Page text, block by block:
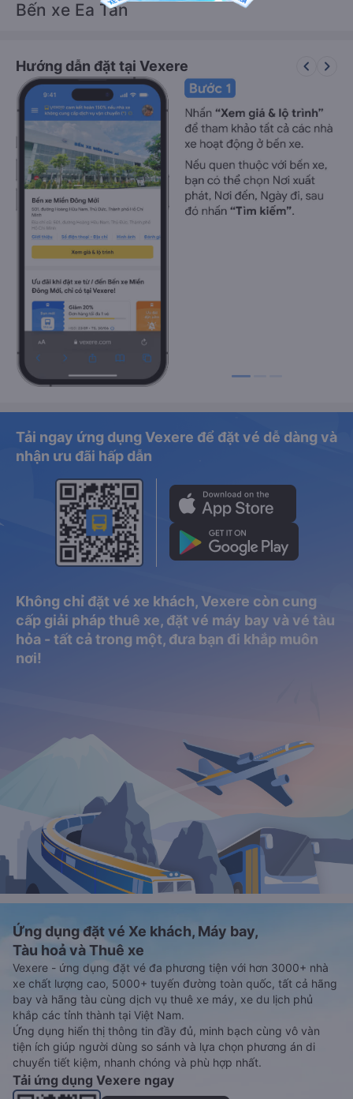
Bến xe Ea Tân
Hướng dẫn đặt tại Vexere keyboard_arrow_left keyboard_arrow_right
Tải ngay ứng dụng Vexere để đặt vé dễ dàng và
nhận ưu đãi hấp dẫn
Không chỉ đặt vé xe khách, Vexere còn cung
cấp giải pháp thuê xe, đặt vé máy bay và vé tàu
hỏa - tất cả trong một, đưa bạn đi khắp muôn
nơi!
Ứng dụng đặt vé Xe khách, Máy bay,
Tàu hoả và Thuê xe
Vexere - ứng dụng đặt vé đa phương tiện với hơn 3000+ nhà
xe chất lượng cao, 5000+ tuyến đường toàn quốc, tất cả hãng
bay và hãng tàu cùng dịch vụ thuê xe máy, xe du lịch phủ
khắp các tỉnh thành tại Việt Nam.
Ứng dụng hiển thị thông tin đầy đủ, minh bạch cùng vô vàn
tiện ích giúp người dùng so sánh và lựa chọn phương án di
chuyển tiết kiệm, nhanh chóng và phù hợp nhất.
Tải ứng dụng Vexere ngay